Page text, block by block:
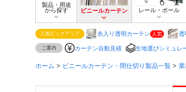
製品・用途
から探す
ビニールカーテン レール・ポール
人気ピックアップ 糸入り透明カーテン 人気 透
ご案内 カーテン自動見積 生地選びシミュレ
ホーム > ビニールカーテン・間仕切り製品一覧 >